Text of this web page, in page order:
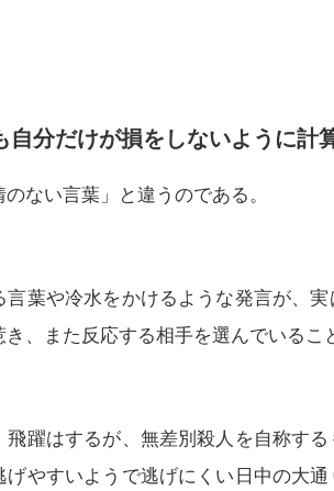
自分だけが損をしないように計
ない言葉」と違うのである。
言葉や冷水をかけるような発言が、
、また反応する相手を選んでいるこ
飛躍はするが、無差別殺人を自称す
げやすいようで逃げにくい日中の大